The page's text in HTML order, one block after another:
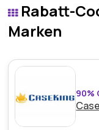
innerhalb des
sind.
Rabatt-
Marken
90%